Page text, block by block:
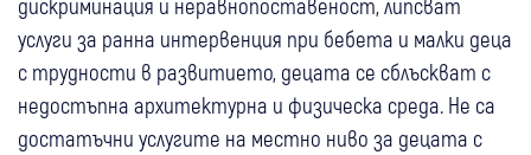
услуги за ранна интервенция при бебета и малки деца
с трудности в развитието, децата се сблъскват с
недостъпна архитектурна и физическа среда. Не са
достатъчни услугите на местно ниво за децата с